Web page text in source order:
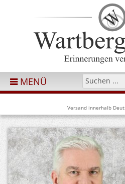
MENÜ
Versand innerhalb